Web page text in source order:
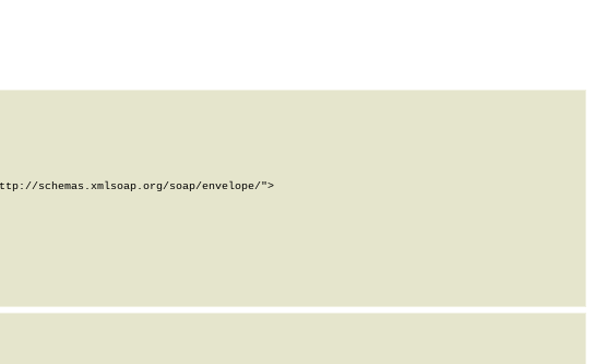
schemas.xmlsoap.org/soap/envelope/">